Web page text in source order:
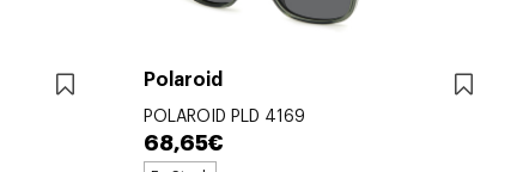
Polaroid
POLAROID PLD 4169
68,65€